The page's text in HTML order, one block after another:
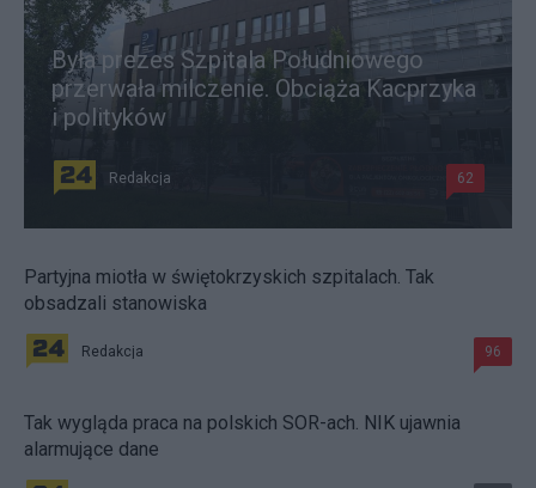
Była prezes Szpitala Południowego
przerwała milczenie. Obciąża Kacprzyka
i polityków
Redakcja 62
Partyjna miotła w świętokrzyskich szpitalach. Tak
obsadzali stanowiska
Redakcja 96
Tak wygląda praca na polskich SOR-ach. NIK ujawnia
alarmujące dane